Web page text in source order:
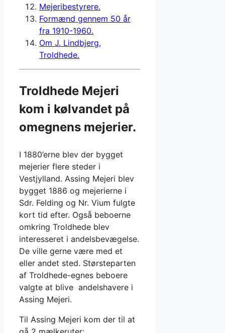
Mejeribestyrere.
Formænd gennem 50 år
fra 1910-1960.
Om J. Lindbjerg,
Troldhede.
Troldhede Mejeri
kom i kølvandet på
omegnens mejerier.
I 1880’erne blev der bygget
mejerier flere steder i
Vestjylland. Assing Mejeri blev
bygget 1886 og mejerierne i
Sdr. Felding og Nr. Vium fulgte
kort tid efter. Også beboerne
omkring Troldhede blev
interesseret i andelsbevægelse.
De ville gerne være med et
eller andet sted. Størsteparten
af Troldhede-egnes beboere
valgte at blive andelshavere i
Assing Mejeri.
Til Assing Mejeri kom der til at